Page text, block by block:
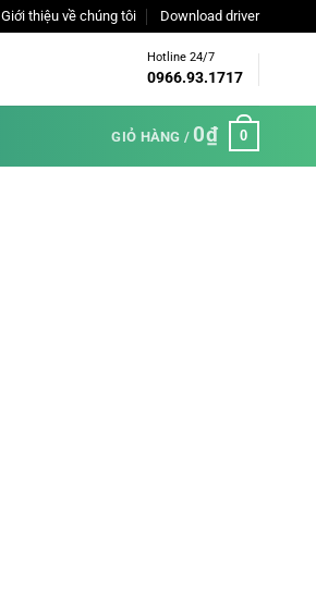
Giới thiệu về chúng tôi Download driver
Hotline 24/7
0966.93.1717
GIỎ HÀNG / 0₫ 0